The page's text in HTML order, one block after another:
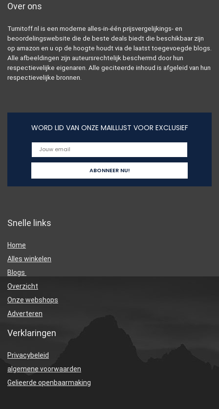
Over ons
Turnitoff.nl is een moderne alles-in-één prijsvergelijkings- en
beoordelingswebsite die de beste deals biedt die beschikbaar zijn
op amazon en u op de hoogte houdt via de laatst toegevoegde blogs.
Alle afbeeldingen zijn auteursrechtelijk beschermd door hun
respectievelijke eigenaren. Alle geciteerde inhoud is afgeleid van hun
respectievelijke bronnen.
WORD LID VAN ONZE MAILLIJST VOOR EXCLUSIEF
Snelle links
Home
Alles winkelen
Blogs
Overzicht
Onze webshops
Adverteren
Verklaringen
Privacybeleid
algemene voorwaarden
Gelieerde openbaarmaking